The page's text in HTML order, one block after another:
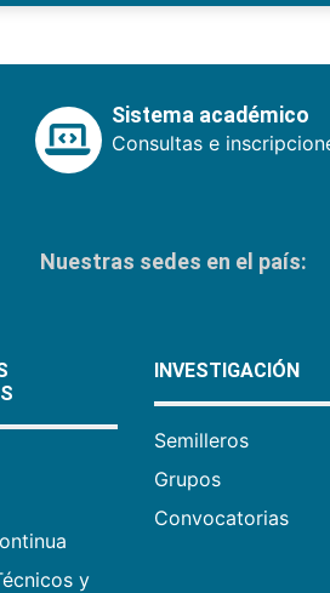
Sistema académico
Consultas e
Nuestras sedes en el país:
y
INVESTIGACIÓN
Semilleros
Grupos
Convocatorias